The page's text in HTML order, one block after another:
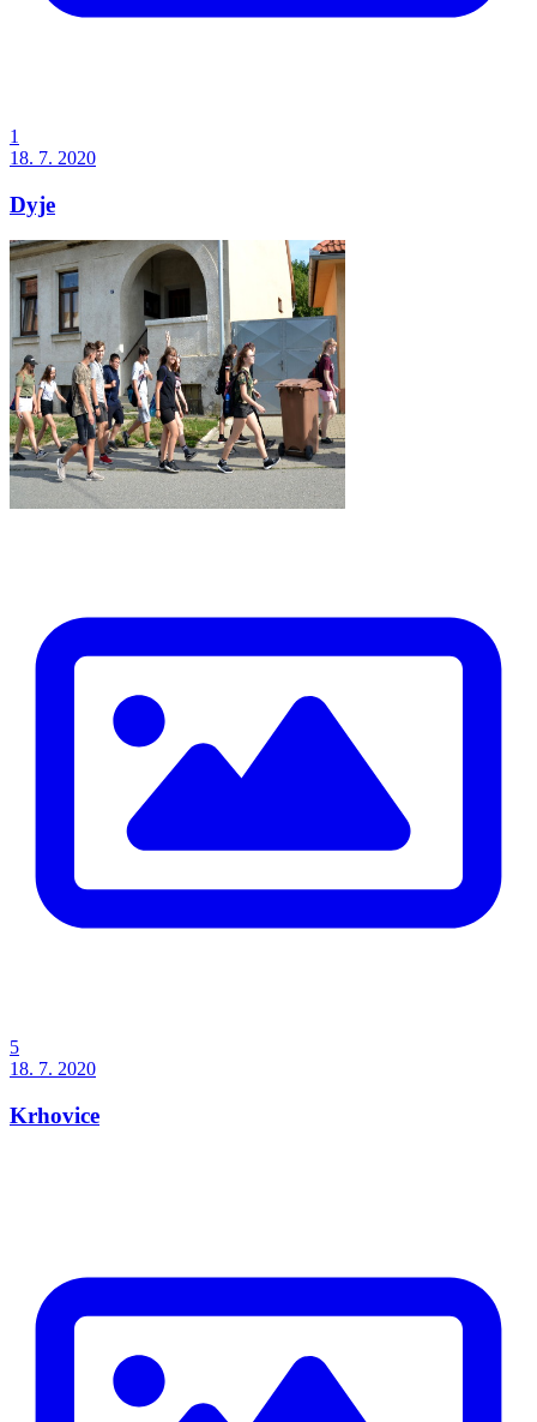
1
18. 7. 2020
Dyje
5
18. 7. 2020
Krhovice